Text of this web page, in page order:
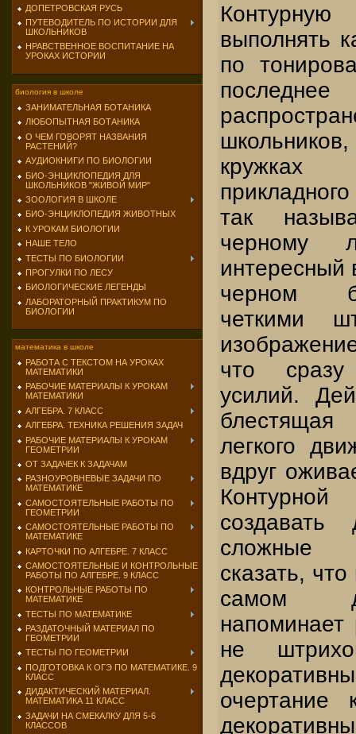
ДОПЕТРОВСКАЯ РУСЬ
ПУТЕВОДИТЕЛЬ ПО ИСТОРИИ ДЛЯ
ШКОЛЬНИКОВ
НРАВСТВЕННОЕ ВОСПИТАНИЕ НА
УРОКАХ ИСТОРИИ
биология в школе
ЗАНИМАТЕЛЬНАЯ БОТАНИКА
ЛЮБОПЫТНАЯ БОТАНИКА
О ЧЕМ ГОВОРЯТ НАЗВАНИЯ
РАСТЕНИЙ?
АУДИОКНИГИ ПО БИОЛОГИИ
БИО-ЭНЦИКЛОПЕДИЯ ДЛЯ
ШКОЛЬНИКОВ "ЖИВОЙ МИР"
ЗООЛОГИЯ В ШКОЛЕ
БИО-ЭНЦИКЛОПЕДИЯ ЖИВОТНЫХ
К УРОКАМ БИОЛОГИИ
НАШЕ ТЕЛО
ТЕСТЫ ПО БИОЛОГИИ
ПРОГУЛКИ ПО ЛЕСУ
БИОЛОГИЧЕСКИЕ ЛЕГЕНДЫ
ЛАБОРАТОРНЫЙ ПРАКТИКУМ ПО
БИОЛОГИИ
математика в школе
РАБОТА С ТЕКСТОМ НА УРОКАХ
МАТЕМАТИКИ
РАБОЧИЕ МАТЕРИАЛЫ К УРОКАМ
МАТЕМАТИКИ
АЛГЕБРА. 7 КЛАСС
АЛГЕБРА. ТЕХНИКА РЕШЕНИЯ ЗАДАЧ
РАБОЧИЕ МАТЕРИАЛЫ К УРОКАМ
ГЕОМЕТРИИ
ОТ ЗАДАЧЕК К ЗАДАЧАМ
РАЗНОУРОВНЕВЫЕ ЗАДАЧИ ПО
МАТЕМАТИКЕ
САМОСТОЯТЕЛЬНЫЕ РАБОТЫ ПО
ГЕОМЕТРИИ
САМОСТОЯТЕЛЬНЫЕ РАБОТЫ ПО
МАТЕМАТИКЕ
КАРТОЧКИ ПО АЛГЕБРЕ. 7 КЛАСС
САМОСТОЯТЕЛЬНЫЕ И КОНТРОЛЬНЫЕ
РАБОТЫ ПО АЛГЕБРЕ. 9 КЛАСС
КОНТРОЛЬНЫЕ РАБОТЫ ПО
МАТЕМАТИКЕ
ТЕСТЫ ПО МАТЕМАТИКЕ
РАЗДАТОЧНЫЙ МАТЕРИАЛ ПО
ГЕОМЕТРИИ
ТЕСТЫ ПО ГЕОМЕТРИИ
ПОДГОТОВКА К ОГЭ ПО МАТЕМАТИКЕ. 9
КЛАСС
ДИДАКТИЧЕСКИЙ МАТЕРИАЛ.
МАТЕМАТИКА 11 КЛАСС
ЗАДАЧИ НА СМЕКАЛКУ ДЛЯ 5-6
КЛАССОВ
выполнять
по
так
черному
интересный
черном
четкими
что сразу
усилий.
легкого
вдруг
сложные
сказать,
самом
напоминает
не
очертание